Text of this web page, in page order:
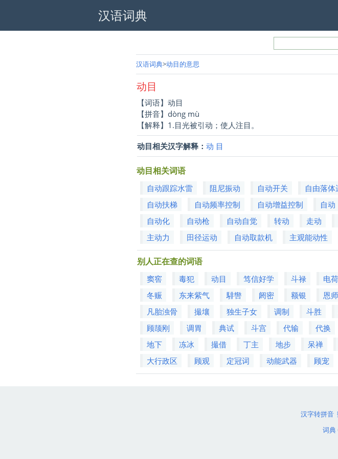
汉语词典
汉语词典 动目的意思
动目
【词语】动目
【拼音】dòng mù
【解释】1.目光被引动；使人注目。
动目相关汉字解释：动 目
动目相关词语
自动跟踪水雷 阻尼振动 自动开关 自由落体
自动扶梯
自动频率控制 自动增益控制 自动
自动化
自动枪 自动自觉 转动 走动
主动力
田径运动 自动取款机 主观能动性
别人正在查的词语
窦窖 毒犯 动目 笃信好学 斗禄 电荷
冬赈
东来紫气 騑辔 阏密 额银 恩师
凡胎浊骨
撮壤 独生子女 调制 斗胜
顾颉刚
调胃 典试 斗宫 代输 代换
地下
冻冰 撮借 丁主 地步 呆禅
大行政区
顾观 定冠词 动能武器 顾宠
汉字转拼音
词典